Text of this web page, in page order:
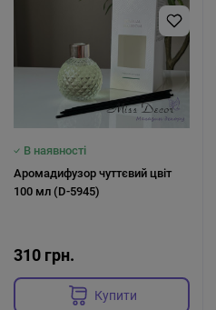
В наявності
Аромадифузор чуттєвий цвіт
100 мл (D-5945)
310 грн.
Купити